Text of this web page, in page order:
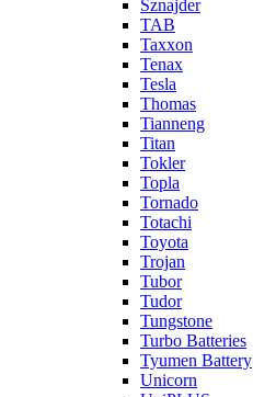
Sznajder
TAB
Taxxon
Tenax
Tesla
Thomas
Tianneng
Titan
Tokler
Topla
Tornado
Totachi
Toyota
Trojan
Tubor
Tudor
Tungstone
Turbo Batteries
Tyumen Battery
Unicorn